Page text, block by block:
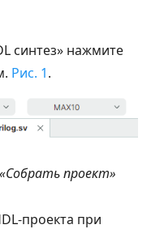
синтез» нажмите
Рис. 1.
проект»
проекта при